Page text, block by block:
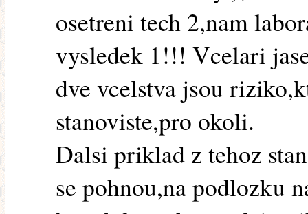
osetreni tech 2,nam
vysledek 1!!! Vcelari
dve vcelstva jsou
stanoviste,pro okoli.
Dalsi priklad z tehoz
se pohnou,na podlozku